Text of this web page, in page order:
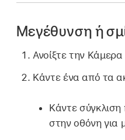
Μεγέθυνση ή
Ανοίξτε την Κάμερα
Κάντε ένα από τα
Κάντε
στην οθόνη για